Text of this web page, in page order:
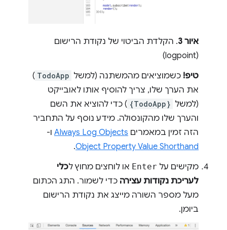
איור 3
. הקלדת הביטוי של נקודת הרישום
(logpoint)
טיפ! כשמוציאים מהמשתנה (למשל TodoApp
)
את הערך שלו, צריך להוסיף אותו לאובייקט
(למשל {TodoApp} ) כדי להוציא את השם
והערך שלו מהקונסולה. מידע נוסף על התחביר
הזה זמין במאמרים Always Log Objects ו-
Object Property Value Shorthand
.
מקישים על Enter או לוחצים מחוץ לכלי
לעריכת נקודות עצירה כדי לשמור. התג הכתום
מעל מספר השורה מייצג את נקודת הרישום
ביומן.